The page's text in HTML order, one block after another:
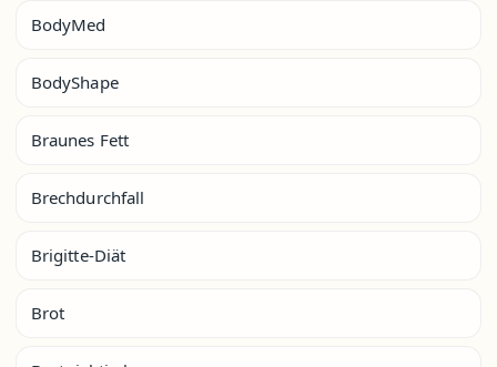
BodyMed
BodyShape
Braunes Fett
Brechdurchfall
Brigitte-Diät
Brot